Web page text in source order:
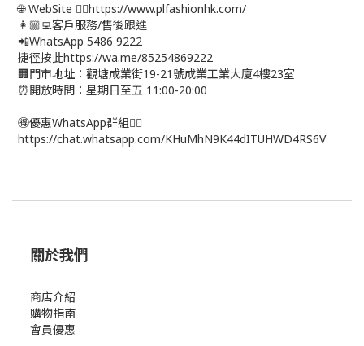
🌐 WebSite 👉🏻https://www.plfashionhk.com/
👩🏼‍💻客戶服務/售後跟進
📲WhatsApp 5486 9222
捷徑按此https://wa.me/85254869222
🏢門市地址：觀塘成業街19-21號成業工業大廈4樓23室
⏰開放時間：星期日至五 11:00-20:00
🉐優惠WhatsApp群組👉🏻
https://chat.whatsapp.com/KHuMhN9K44dITUHWD4RS6V
關於我們
商店介紹
購物指南
會員優惠